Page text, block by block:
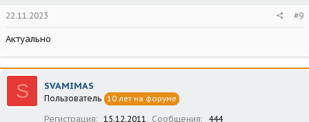
22.11.2023 #9
Актуально
S SVAMIMAS
Пользователь 10 лет на форуме
Регистрация 15.12.2011 Сообщения
444